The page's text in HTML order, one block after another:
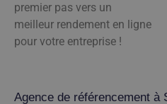
premier pas vers un
meilleur rendement en ligne
pour votre entreprise !
Agence de référencement à